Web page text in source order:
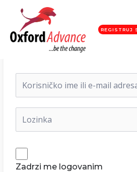
REGISTRUJ
Dobrodošli nazad!
Zadrzi me logovanim